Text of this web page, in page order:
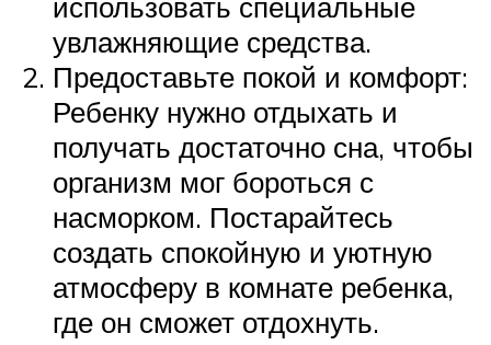
увлажняющие средства.
Предоставьте покой и комфорт:
Ребенку нужно отдыхать и
получать достаточно сна, чтобы
организм мог бороться с
насморком. Постарайтесь
создать спокойную и уютную
атмосферу в комнате ребенка,
где он сможет отдохнуть.